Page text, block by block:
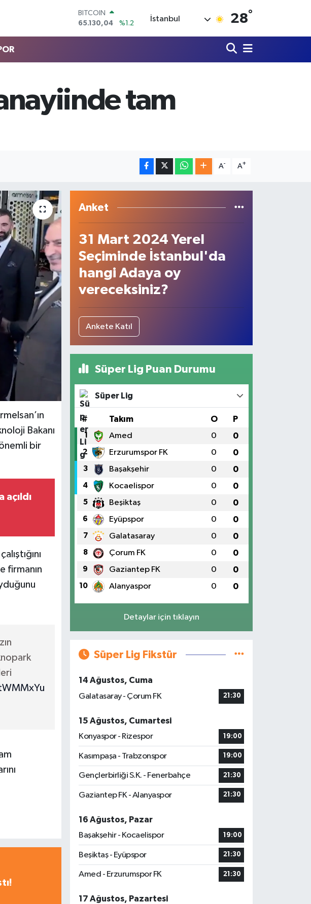
DOLAR
47,7106
%0.17
64,4046
%0.35
BİST100
13.773
%-19
İstanbul 28°
tam
A- A+
Bakanı
bir
açıldı
firmanın
Anket
31 Mart 2024 Yerel
Seçiminde İstanbul'da
hangi Adaya oy
vereceksiniz?
Ankete Katıl
Süper Lig Puan Durumu
Süper Lig
# Takım O P
1 Amed 0 0
2 Erzurumspor FK 0 0
3 Başakşehir 0 0
4 Kocaelispor 0 0
5 Beşiktaş 0 0
6 Eyüpspor 0 0
7 Galatasaray 0 0
8 Çorum FK 0 0
9 Gaziantep FK 0 0
10 Alanyaspor 0 0
Detaylar için tıklayın
Süper Lig Fikstür
14 Ağustos, Cuma
Galatasaray - Çorum FK
21:30
15 Ağustos, Cumartesi
Konyaspor - Rizespor
19:00
Kasımpaşa - Trabzonspor 19:00
Gençlerbirliği S.K. - Fenerbahçe 21:30
Gaziantep FK - Alanyaspor 21:30
16 Ağustos, Pazar
Başakşehir - Kocaelispor
19:00
Beşiktaş - Eyüpspor 21:30
Amed - Erzurumspor FK 21:30
17 Ağustos, Pazartesi